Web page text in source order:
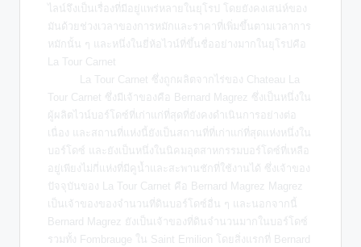
ไลน์จึงเป็นเรื่องที่มีอยู่แพร่หลายในยุโรป โดยยังคงเสน่ห์ของ
มันด้วยช่วงเวลาของการหมักและราคาที่เพิ่มขึ้นตามเวลาการ
หมักนั้น ๆ และหนึ่งในยี่ห้อไวน์ที่ขึ้นชื่ออย่างมากในยุโรปคือ
La Tour Carnet
La Tour Carnet ซึ่งถูกผลิตจากไร่ของ Chateau La
Tour Carnet ซึ่งมีเจ้าของคือ Bernard Magrez ซึ่งเป็นหนึ่งใน
ผู้ผลิตไวน์บอร์โดซ์ที่เก่าแก่ที่สุดที่ยังคงดำเนินการอย่างต่อ
เนื่อง และสถานที่แห่งนี้ยังเป็นสถานที่ที่เก่าแก่ที่สุดแห่งหนึ่งใน
บอร์โดซ์ และยังเป็นหนึ่งในนิคมอุตสาหกรรมบอร์โดซ์ที่เหลือ
อยู่เพียงไม่กี่แห่งที่มีคูน้ำและสะพานชักที่ใช้งานได้ ซึ่งเจ้าของ
ปัจจุบันของ La Tour Carnet คือ Bernard Magrez Magrez
เป็นเจ้าของของจำนวนที่ดินบอร์โดซ์อื่น ๆ และนอกจากนี้
Bernard Magrez ยังเป็นเจ้าของที่ดินจำนวนมากในบอร์โดซ์
รวมทั้ง Fombrauge ใน Saint Emilion โดยสิ่งแรกที่ Bernard